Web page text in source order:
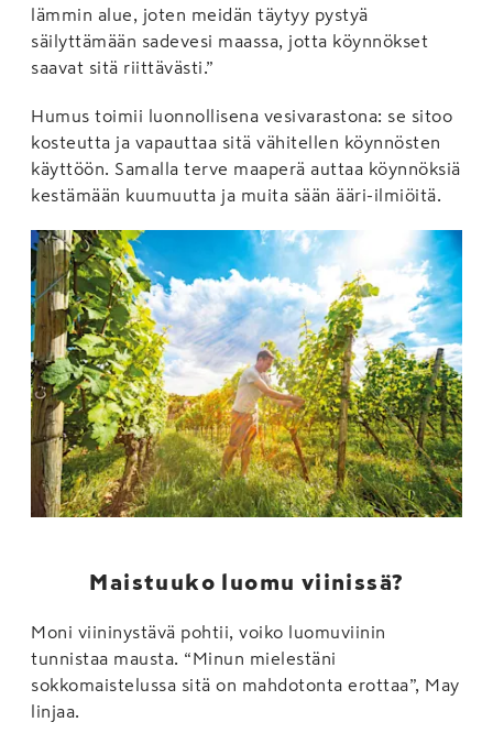
lämmin alue, joten meidän täytyy pystyä
säilyttämään sadevesi maassa, jotta köynnökset
saavat sitä riittävästi.”
Humus toimii luonnollisena vesivarastona: se sitoo
kosteutta ja vapauttaa sitä vähitellen köynnösten
käyttöön. Samalla terve maaperä auttaa köynnöksiä
kestämään kuumuutta ja muita sään ääri-ilmiöitä.
Maistuuko luomu viinissä?
Moni viininystävä pohtii, voiko luomuviinin
tunnistaa mausta. “Minun mielestäni
sokkomaistelussa sitä on mahdotonta erottaa”, May
linjaa.